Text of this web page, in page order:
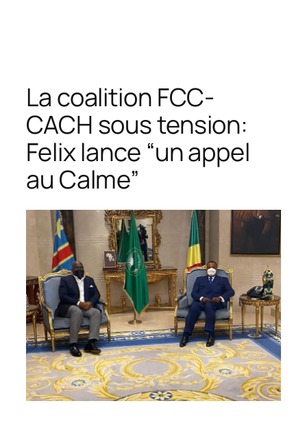
La coalition FCC-
CACH sous tension:
Felix lance “un appel
au Calme”